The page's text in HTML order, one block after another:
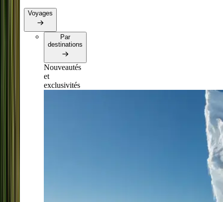
Voyages
Par
destinations
Nouveautés
et
exclusivités